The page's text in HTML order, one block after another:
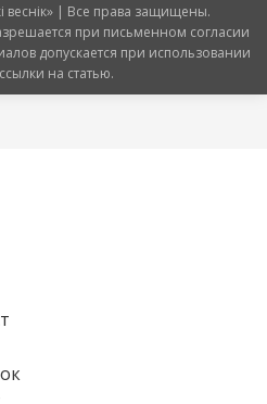
веснік» | Все права защищены.
при письменном согласии
допускается при использовании
на статью.